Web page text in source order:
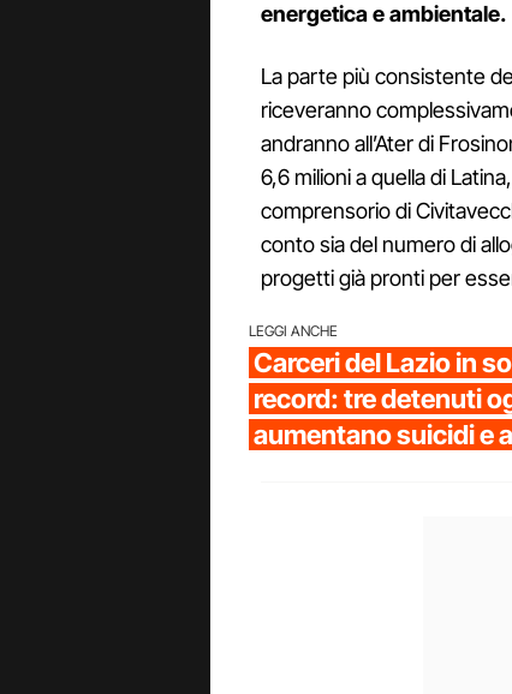
energetica e ambientale.
La parte più consistente
riceveranno
andranno all’Ater di
6,6 milioni a quella di
comprensorio di
conto sia del numero di
progetti già pronti per
LEGGI ANCHE
Carceri del Lazio in
record: tre detenuti
aumentano suicidi e